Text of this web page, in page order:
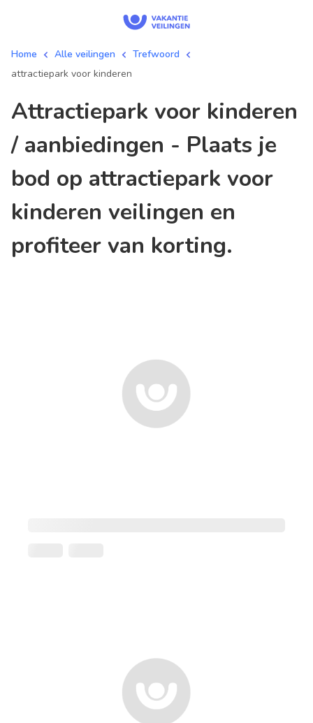
Home Alle veilingen
Trefwoord
attractiepark voor kinderen
attractiepark voor kinderen
/ aanbiedingen - Plaats je
bod op attractiepark voor
kinderen veilingen en
profiteer van korting.